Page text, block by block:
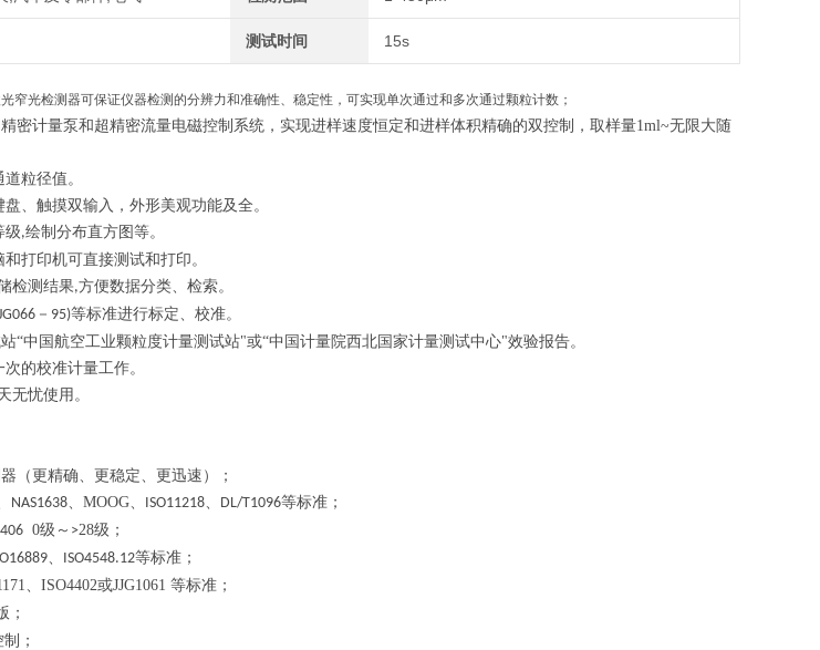
测试时间 15s
窄光检测器可保证仪器检测的分辨力和准确性、稳定性，可实现单次通过和多次通过颗粒计数；
密计量泵和超精密流量电磁控制系统，实现进样速度恒定和进样体积精确的双控制，取样量1ml~无限大随
粒径值。
、触摸双输入，外形美观功能及全。
级,绘制分布直方图等。
打印机可直接测试和打印。
检测结果,方便数据分类、检索。
－ 95)等标准进行标定、校准。
“中国航空工业颗粒度计量测试站"或“中国计量院西北国家计量测试中心"效验报告。
的校准计量工作。
无忧使用。
（更精确、更稳定、更迅速）；
NAS1638、 MOOG、 ISO11218、 DL/T1096等标准；
0级～ >28级；
、 ISO4548.12等标准 ；
、 ISO4402或JJG1061 等标准；
；
；